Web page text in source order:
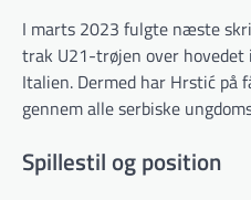
I marts 2023 fulgte næste
trak U21-trøjen over hovedet
Italien. Dermed har Hrstić
gennem alle serbiske
Spillestil og position